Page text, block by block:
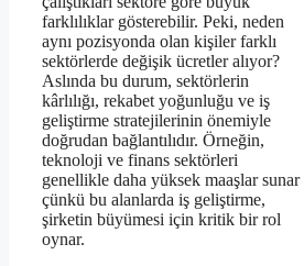
farklılıklar gösterebilir. Peki, neden
aynı pozisyonda olan kişiler farklı
sektörlerde değişik ücretler alıyor?
Aslında bu durum, sektörlerin
kârlılığı, rekabet yoğunluğu ve iş
geliştirme stratejilerinin önemiyle
doğrudan bağlantılıdır. Örneğin,
teknoloji ve finans sektörleri
genellikle daha yüksek maaşlar sunar
çünkü bu alanlarda iş geliştirme,
şirketin büyümesi için kritik bir rol
oynar.